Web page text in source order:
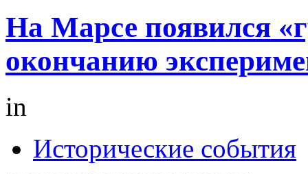
На Марсе появился
окончанию
in
Исторические события